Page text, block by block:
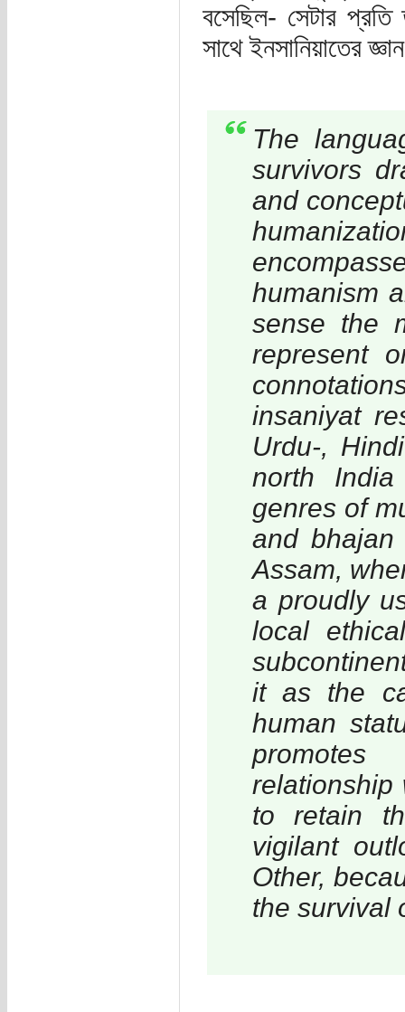
বসেছিল- সেটার
সাথে ইনসানিয়াতের
The
survivors
and
humanism
sense the
represent
insaniyat
Urdu-,
north
genres of
and bhajan
Assam,
a proudly
local
it as the
human
promotes
relationship
to retain
vigilant
Other,
the survival